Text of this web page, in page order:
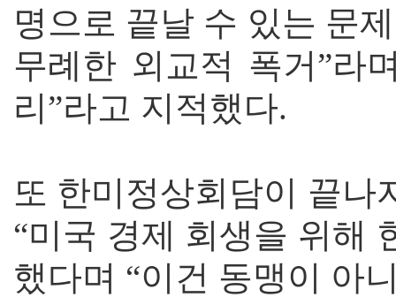
명으로 끝날 수 있는 문
무례한 외교적 폭거”라
리”라고 지적했다.
또 한미정상회담이 끝나
“미국 경제 회생을 위해
했다며 “이건 동맹이 아